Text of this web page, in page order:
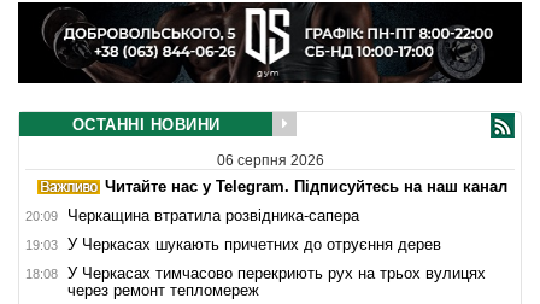
ОСТАННІ НОВИНИ
06 серпня 2026
Читайте нас у Telegram. Підписуйтесь на наш канал
20:09 Черкащина втратила розвідника-сапера
19:03 У Черкасах шукають причетних до отруєння дерев
18:08
У Черкасах тимчасово перекриють рух на трьох вулицях
через ремонт тепломереж